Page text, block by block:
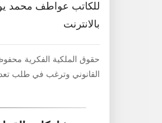
للكاتب عواطف محمد
بالانترنت
حقوق الملكية الفكرية
القانوني وترغب في طلب